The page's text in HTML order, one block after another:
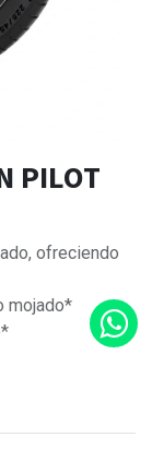
PILOT
ofreciendo
mojado*